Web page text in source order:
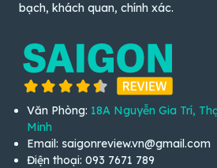
bạch, khách quan, chính xác.
Văn Phòng: 18A Nguyễn Gia Trí,
Minh
Email: saigonreview.vn@gmail.com
Điện thoại: 093 7671 789